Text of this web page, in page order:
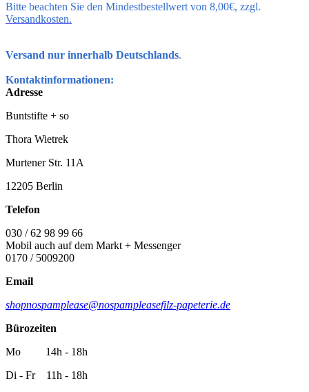
Bitte beachten Sie den Mindestbestellwert von 8,00€, zzgl.
Versandkosten.
Versand nur innerhalb Deutschlands.
Kontaktinformationen:
Adresse
Buntstifte + so
Thora Wietrek
Murtener Str. 11A
12205 Berlin
Telefon
030 / 62 98 99 66
Mobil auch auf dem Markt + Messenger
0170 / 5009200
Email
shopnospamplease@nospampleasefilz-papeterie.de
Bürozeiten
Mo 14h - 18h
Di - Fr 11h - 18h